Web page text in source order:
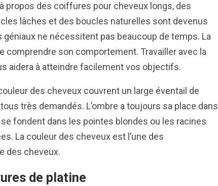
propos des coiffures pour cheveux longs, des
lâches et des boucles naturelles sont devenus
ne nécessitent pas beaucoup de temps. La
comprendre son comportement. Travailler avec la
aidera à atteindre facilement vos objectifs.
des cheveux couvrent un large éventail de
très demandés. L’ombre a toujours sa place dans
fondent dans les pointes blondes ou les racines
La couleur des cheveux est l’une des
des cheveux.
de platine